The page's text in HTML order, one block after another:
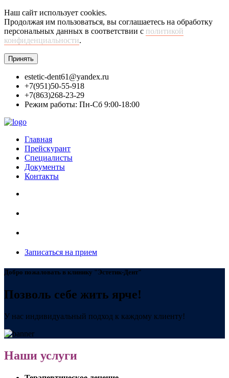
Наш сайт использует cookies.
Продолжая им пользоваться, вы соглашаетесь на обработку
персональных данных в соответствии с политикой
конфиденциальности.
Принять
estetic-dent61@yandex.ru
+7(951)50-55-918
+7(863)268-23-29
Режим работы: Пн-Сб 9:00-18:00
Главная
Прейскурант
Специалисты
Документы
Контакты
Записаться на прием
Добро пожаловать в клинику "Эстетик-Дент"
Позволь себе жить ярче!
У нас индивидуальный подход к каждому клиенту!
Наши услуги